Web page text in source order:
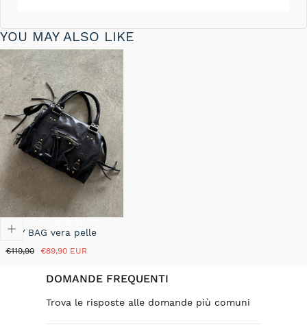
YOU MAY ALSO LIKE
AMY BAG vera pelle
Prezzo
€119,90
Prezzo
saldo
€89,90 EUR
DOMANDE FREQUENTI
Trova le risposte alle domande più comuni